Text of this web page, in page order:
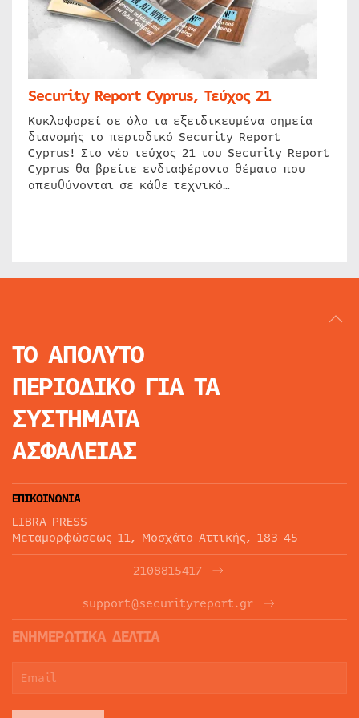
Security Report Cyprus, Τεύχος 21
Κυκλοφορεί σε όλα τα εξειδικευμένα σημεία
διανομής το περιοδικό Security Report
Cyprus! Στο νέο τεύχος 21 του Security Report
Cyprus θα βρείτε ενδιαφέροντα θέματα που
απευθύνονται σε κάθε τεχνικό…
ΤΟ ΑΠΟΛΥΤΟ
ΠΕΡΙΟΔΙΚΟ ΓΙΑ ΤΑ
ΣΥΣΤΗΜΑΤΑ
ΑΣΦΑΛΕΙΑΣ
ΕΠΙΚΟΙΝΩΝΙΑ
LIBRA PRESS
Μεταμορφώσεως 11, Μοσχάτο Αττικής, 183 45
2108815417
support@securityreport.gr
ΕΝΗΜΕΡΩΤΙΚΑ ΔΕΛΤΙΑ